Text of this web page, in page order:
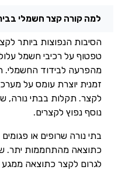
למה קורה קצר חשמלי בבית?
הסיבות הנפוצות ביותר לקצר
טפטוף על רכיבי חשמל עלולים
מהפרעה לבידוד החשמלי.
זמנית יוצרת עומס על מערכת
לקצר. תקלות בבתי נורה, שקעים
נוסף נפוץ לקצרים.
בתי נורה שרופים או פגומים
כתוצאה מהתחממות יתר. שקעים
לגרום לקצר כתוצאה ממגע לא